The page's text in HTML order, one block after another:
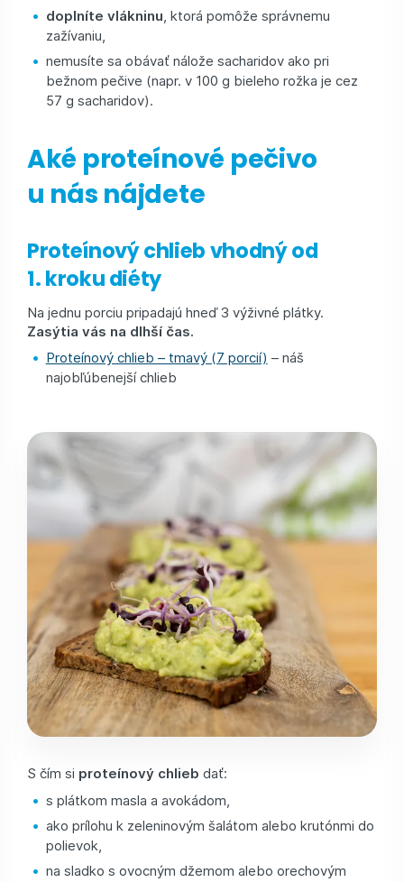
doplníte vlákninu , ktorá pomôže správnemu
zažívaniu,
nemusíte sa obávať nálože sacharidov ako pri
bežnom pečive (napr. v 100 g bieleho rožka je cez
57 g sacharidov).
Aké proteínové pečivo
u nás nájdete
Proteínový chlieb vhodný od
1. kroku diéty
Na jednu porciu pripadajú hneď 3 výživné plátky.
Zasýtia vás na dlhší čas.
Proteínový chlieb – tmavý (7 porcií) – náš
najobľúbenejší chlieb
S čím si proteínový chlieb dať:
s plátkom masla a avokádom,
ako prílohu k zeleninovým šalátom alebo krutónmi do
polievok,
na sladko s ovocným džemom alebo orechovým